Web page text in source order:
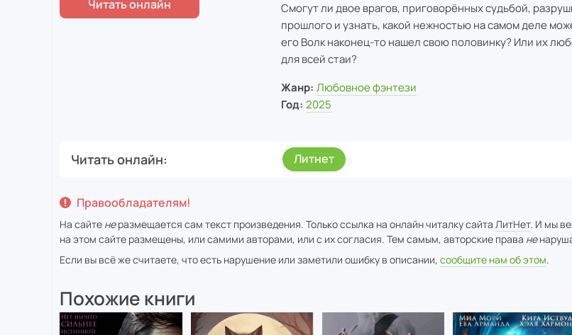
Смогут ли двое врагов, приговорённых судьбой,
прошлого и узнать, какой нежностью на самом деле
его Волк наконец-то нашел свою половинку? Или их
для всей стаи?
Жанр: Любовное фэнтези
Год: 2025
Читать онлайн Литнет
Правообладателям!
На сайте неразмещается сам текст произведения. Только ссылка на онлайн читалку сайта ЛитНет. И мы
на этом сайте размещены, или самими авторами, или с их согласия. Тем самым, авторские права не
Если вы всё же считаете, что есть нарушение или заметили ошибку в описании, сообщите нам об этом.
Похожие книги